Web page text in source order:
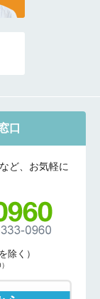
口
ど、お気軽に
く）